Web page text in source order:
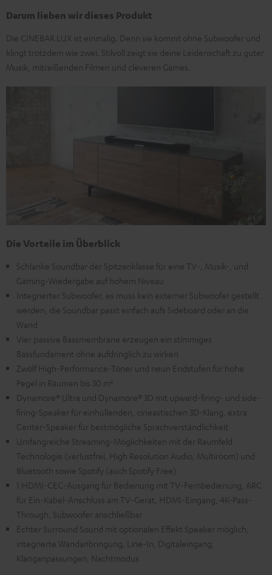
Darum lieben wir dieses Produkt
Die CINEBAR LUX ist einmalig. Denn sie kommt ohne Subwoofer und
klingt trotzdem wie zwei. Stilvoll zeigt sie deine Leidenschaft zu guter
Musik, mitreißenden Filmen und cleveren Games.
Die Vorteile im Überblick
Schlanke Soundbar der Spitzenklasse für eine TV-, Musik-, und
Gaming-Wiedergabe auf hohem Niveau
Integrierter Subwoofer, es muss kein externer Subwoofer gestellt
werden, die Soundbar passt einfach aufs Sideboard oder an die
Wand
Vier passive Bassmembrane erzeugen ein stimmiges
Bassfundament ohne aufdringlich zu wirken
Zwölf High-Performance-Töner und neun Endstufen für hohe
Pegel in Räumen bis 30 m²
Dynamore® Ultra und Dynamore® 3D mit upward-firing- und side-
firing-Speaker für einhüllenden, cineastischen 3D-Klang, extra
Center-Speaker für bestmögliche Sprachverständlichkeit
Umfangreiche Streaming-Möglichkeiten mit der Raumfeld
Technologie (verlustfrei, High Resolution Audio, Multiroom) und
Bluetooth sowie Spotify (auch Spotify Free)
1 HDMI-CEC-Ausgang für Bedienung mit TV-Fernbedienung, ARC
für Ein-Kabel-Anschluss am TV-Gerät, HDMI-Eingang, 4K-Pass-
Through, Subwoofer anschließbar
Echter Surround Sound mit optionalen Effekt Speaker möglich,
integrierte Wandanbringung, Line-In, Digitaleingang,
Klanganpassungen, Nachtmodus